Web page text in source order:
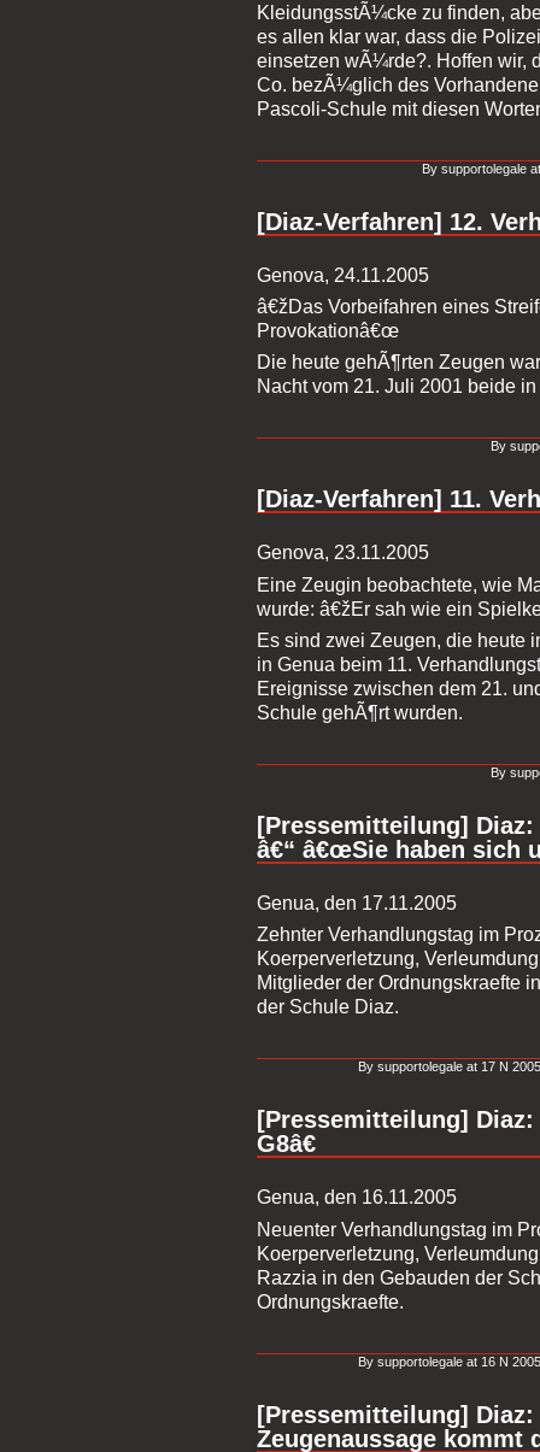
KleidungsstÃ¼cke zu finden,
es allen klar war, dass die
einsetzen wÃ¼rde?. Hoffen wir,
Co. bezÃ¼glich des
Pascoli-Schule mit diesen
By supportolegale
[Diaz-Verfahren] 12.
Genova, 24.11.2005
â€žDas Vorbeifahren eines
Provokationâ€œ
Die heute gehÃ¶rten Zeugen
Nacht vom 21. Juli 2001 beide
By
[Diaz-Verfahren] 11.
Genova, 23.11.2005
Eine Zeugin beobachtete, wie
wurde: â€žEr sah wie ein
Es sind zwei Zeugen, die heute
in Genua beim 11.
Ereignisse zwischen dem 21.
Schule gehÃ¶rt wurden.
By
[Pressemitteilung]
â€“ â€œSie haben sich
Genua, den 17.11.2005
Zehnter Verhandlungstag im
Koerperverletzung,
Mitglieder der Ordnungskraefte
der Schule Diaz.
By supportolegale at 17 N
[Pressemitteilung]
G8â€
Genua, den 16.11.2005
Neuenter Verhandlungstag im
Koerperverletzung,
Razzia in den Gebauden der
Ordnungskraefte.
By supportolegale at 16 N
[Pressemitteilung]
Zeugenaussage kommt